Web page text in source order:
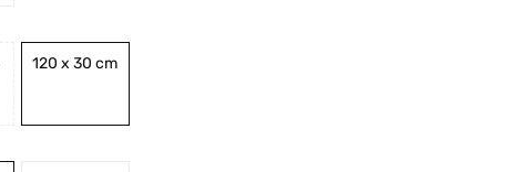
120 x 30 cm